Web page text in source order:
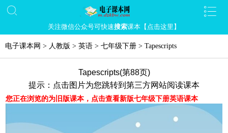
关注微信公众号可快速搜索课本【点击这里】
电子课本网 > 人教版 > 英语 > 七年级下册 > Tapescripts
Tapescripts(第88页)
提示：点击图片为您跳转到第三方网站阅读课本
您正在浏览的为旧版课本，点击查看新版七年级下册英语课本